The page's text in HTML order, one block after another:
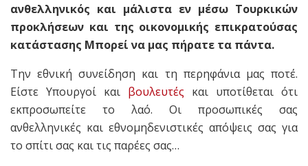
ανθελληνικός και μάλιστα εν μέσω Τουρκικών
προκλήσεων και της οικονομικής επικρατούσας
κατάστασης Μπορεί να μας πήρατε τα πάντα.
Την εθνική συνείδηση και τη περηφάνια μας ποτέ.
Είστε Υπουργοί και βουλευτές και υποτίθεται ότι
εκπροσωπείτε το λαό. Οι προσωπικές σας
ανθελληνικές και εθνομηδενιστικές απόψεις σας για
το σπίτι σας και τις παρέες σας…